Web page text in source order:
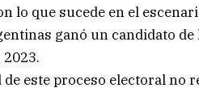
lo que sucede en el
ganó un candidato
este proceso electoral no